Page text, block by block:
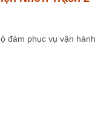
đàm phục vụ vận hành